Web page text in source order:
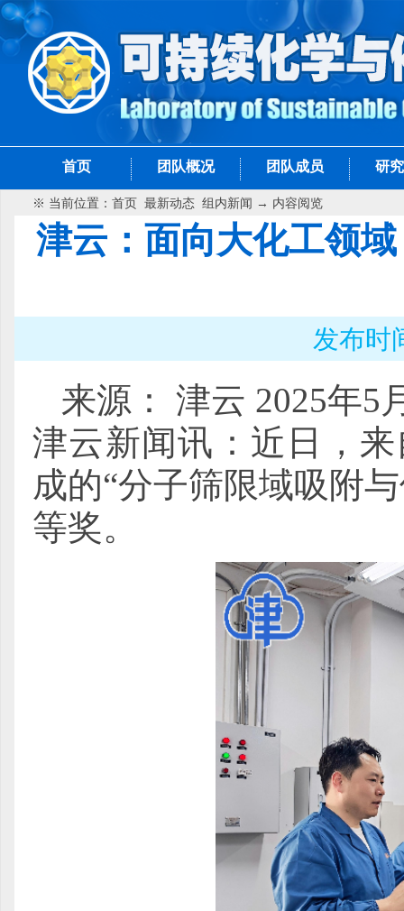
首页 团队概况 团队成员 研
※ 当前位置： 首页 最新动态 组内新闻 → 内容阅览
津云：面向大化工领
发布时
来源： 津云 2025年5
津云新闻讯：近日，
成的“分子筛限域吸附
等奖。